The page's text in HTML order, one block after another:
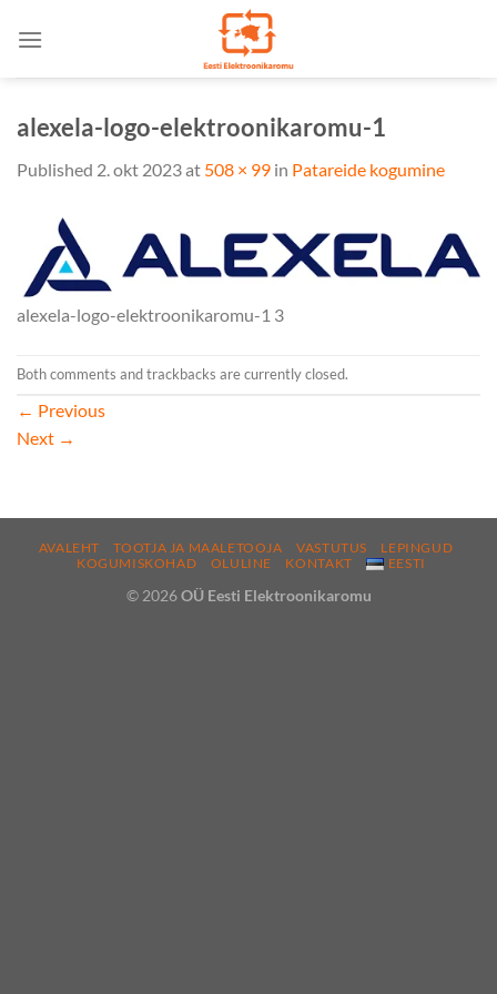
alexela-logo-elektroonikaromu-1
Published 2. okt 2023at 508 × 99 in Patareide kogumine
alexela-logo-elektroonikaromu-1 3
Both comments and trackbacks are currently closed.
← Previous
Next →
AVALEHT TOOTJA JA MAALETOOJA VASTUTUS
LEPINGUD
KOGUMISKOHAD
OLULINE KONTAKT EESTI
© 2026OÜ Eesti Elektroonikaromu